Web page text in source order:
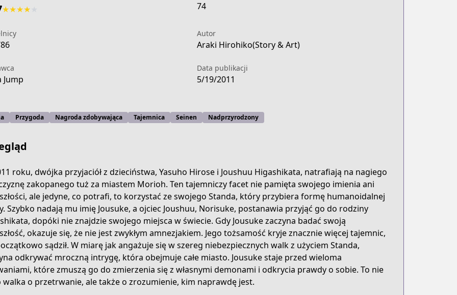
4bcf-81d7-ad307d2ea971
bizarre-adventure-part-8-jojolion
★★★★ 74
Autor
Araki Hirohiko(Story & Art)
Jump
Data publikacji
5/19/2011
Przygoda Nagroda zdobywająca Tajemnica Seinen Nadprzyrodzony
roku, dwójka przyjaciół z dzieciństwa, Yasuho Hirose i Joushuu Higashikata, natrafiają na nagiego
zakopanego tuż za miastem Morioh. Ten tajemniczy facet nie pamięta swojego imienia ani
ale jedyne, co potrafi, to korzystać ze swojego Standa, który przybiera formę humanoidalnej
Szybko nadają mu imię Jousuke, a ojciec Joushuu, Norisuke, postanawia przyjąć go do rodziny
dopóki nie znajdzie swojego miejsca w świecie. Gdy Jousuke zaczyna badać swoją
okazuje się, że nie jest zwykłym amnezjakiem. Jego tożsamość kryje znacznie więcej tajemnic,
sądził. W miarę jak angażuje się w szereg niebezpiecznych walk z użyciem Standa,
odkrywać mroczną intrygę, która obejmuje całe miasto. Jousuke staje przed wieloma
które zmuszą go do zmierzenia się z własnymi demonami i odkrycia prawdy o sobie. To nie
walka o przetrwanie, ale także o zrozumienie, kim naprawdę jest.